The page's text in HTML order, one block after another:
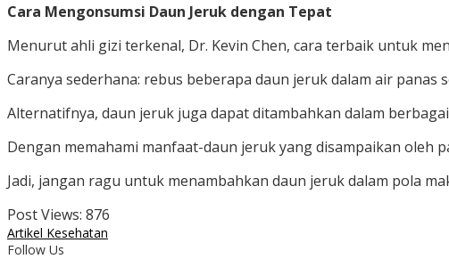
Cara Mengonsumsi Daun Jeruk dengan Tepat
Menurut ahli gizi terkenal, Dr. Kevin Chen, cara terbaik untuk
Caranya sederhana: rebus beberapa daun jeruk dalam air
Alternatifnya, daun jeruk juga dapat ditambahkan dalam
Dengan memahami manfaat-daun jeruk yang disampaikan oleh
Jadi, jangan ragu untuk menambahkan daun jeruk dalam pola
Post Views: 876
Artikel Kesehatan
Follow Us